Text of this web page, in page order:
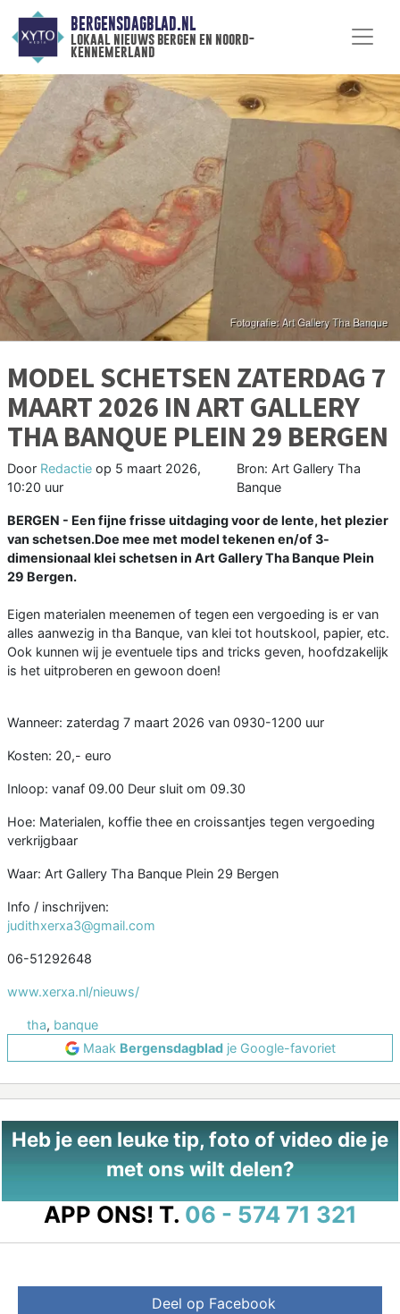
BERGENSDAGBLAD.NL
lokaal nieuws bergen en noord-
kennemerland
MODEL SCHETSEN ZATERDAG 7
MAART 2026 IN ART GALLERY
THA BANQUE PLEIN 29 BERGEN
Door Redactie op 5 maart 2026,
10:20 uur
Bron: Art Gallery Tha
Banque
BERGEN - Een fijne frisse uitdaging voor de lente, het plezier
van schetsen.Doe mee met model tekenen en/of 3-
dimensionaal klei schetsen in Art Gallery Tha Banque Plein
29 Bergen.
Eigen materialen meenemen of tegen een vergoeding is er van
alles aanwezig in tha Banque, van klei tot houtskool, papier, etc.
Ook kunnen wij je eventuele tips and tricks geven, hoofdzakelijk
is het uitproberen en gewoon doen!
Wanneer: zaterdag 7 maart 2026 van 0930-1200 uur
Kosten: 20,- euro
Inloop: vanaf 09.00 Deur sluit om 09.30
Hoe: Materialen, koffie thee en croissantjes tegen vergoeding
verkrijgbaar
Waar: Art Gallery Tha Banque Plein 29 Bergen
Info / inschrijven:
judithxerxa3@gmail.com
06-51292648
www.xerxa.nl/nieuws/
tha, banque
Maak Bergensdagbladje Google-favoriet
Heb je een leuke tip, foto of video die je
met ons wilt delen?
APP ONS! T. 06 - 574 71 321
Deel op Facebook